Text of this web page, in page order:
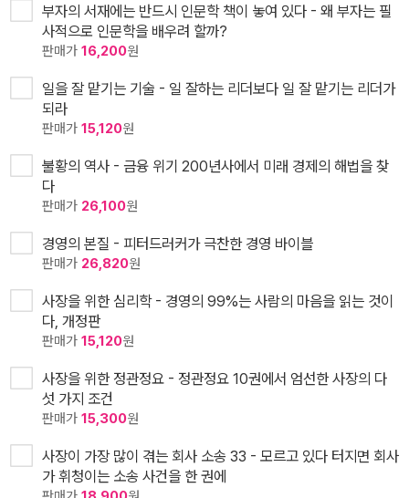
부자의 서재에는 반드시 인문학 책이 놓여 있다 - 왜 부자는 필
사적으로 인문학을 배우려 할까?
판매가 16,200원
일을 잘 맡기는 기술 - 일 잘하는 리더보다 일 잘 맡기는 리더가
되라
판매가 15,120원
불황의 역사 - 금융 위기 200년사에서 미래 경제의 해법을 찾
다
판매가 26,100원
경영의 본질 - 피터드러커가 극찬한 경영 바이블
판매가 26,820원
사장을 위한 심리학 - 경영의 99%는 사람의 마음을 읽는 것이
다, 개정판
판매가 15,120원
사장을 위한 정관정요 - 정관정요 10권에서 엄선한 사장의 다
섯 가지 조건
판매가 15,300원
사장이 가장 많이 겪는 회사 소송 33 - 모르고 있다 터지면 회사
가 휘청이는 소송 사건을 한 권에